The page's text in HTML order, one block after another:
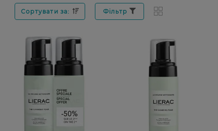
Сортувати за: Фільтр